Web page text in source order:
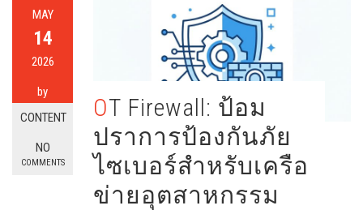
MAY
14
2026
by
CONTENT
NO
COMMENTS
OT Firewall: ป้อม
ปราการป้องกันภัย
ไซเบอร์สำหรับเครือ
ข่ายอุตสาหกรรม